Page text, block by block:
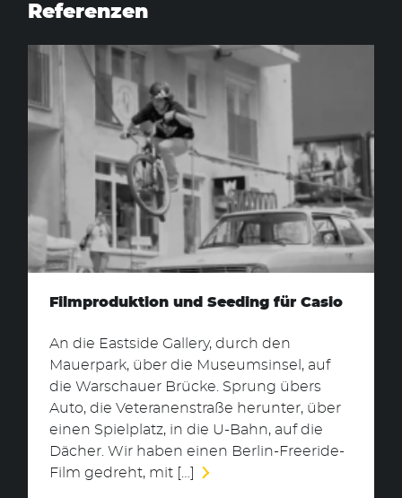
Referenzen
Filmproduktion und Seeding für Casio
An die Eastside Gallery, durch den
Mauerpark, über die Museumsinsel, auf
die Warschauer Brücke. Sprung übers
Auto, die Veteranenstraße herunter, über
einen Spielplatz, in die U-Bahn, auf die
Dächer. Wir haben einen Berlin-Freeride-
Film gedreht, mit […]